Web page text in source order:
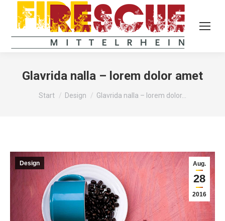
Glavrida nalla – lorem dolor amet
Sie befinden sich hier:
Start Design Glavrida nalla – lorem dolor…
Aug.
28
2016
Design